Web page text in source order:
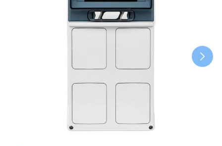
СИСТЕМИ ШИНОПРОВОДІВ ТА СТРУМОПРОВОДІВ